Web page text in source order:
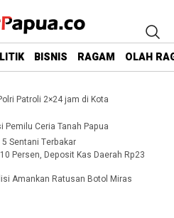
BISNIS RAGAM OLAH
Patroli 2×24 jam di Kota
Pemilu Ceria Tanah Papua
Sentani Terbakar
Persen, Deposit Kas Daerah Rp23
Amankan Ratusan Botol Miras